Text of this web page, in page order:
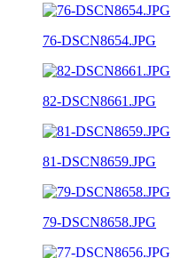
76-DSCN8654.JPG
82-DSCN8661.JPG
81-DSCN8659.JPG
79-DSCN8658.JPG